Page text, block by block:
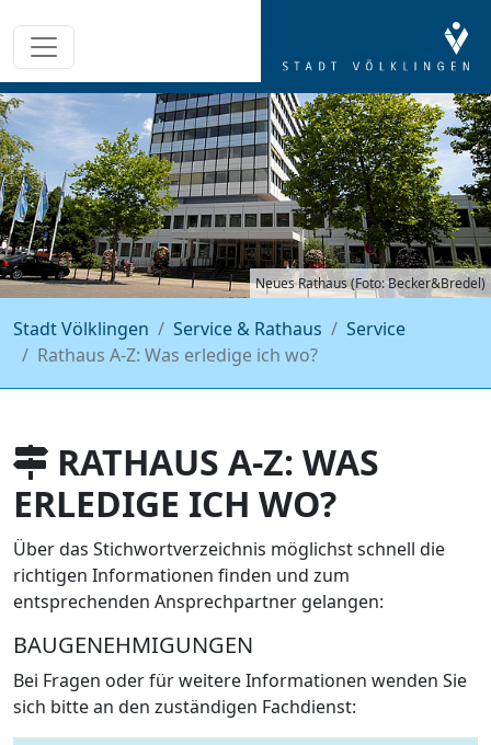
Neues Rathaus (Foto: Becker&Bredel)
Stadt Völklingen Service & Rathaus
Service
Rathaus A-Z: Was erledige ich wo?
RATHAUS A-Z: WAS
ERLEDIGE ICH WO?
Über das Stichwortverzeichnis möglichst schnell die
richtigen Informationen finden und zum
entsprechenden Ansprechpartner gelangen:
BAUGENEHMIGUNGEN
Bei Fragen oder für weitere Informationen wenden Sie
sich bitte an den zuständigen Fachdienst: